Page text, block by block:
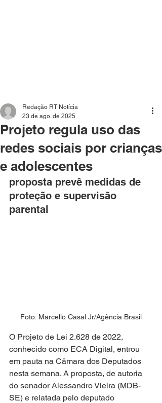
Projeto regula uso das
redes sociais por crianças
e adolescentes
Redação RT Notícia
23 de ago. de 2025
proposta prevê medidas de
proteção e supervisão
parental
Foto: Marcello Casal Jr/Agência Brasil
O Projeto de Lei 2.628 de 2022,
conhecido como ECA Digital, entrou
em pauta na Câmara dos Deputados
nesta semana. A proposta, de autoria
do senador Alessandro Vieira (MDB-
SE) e relatada pelo deputado